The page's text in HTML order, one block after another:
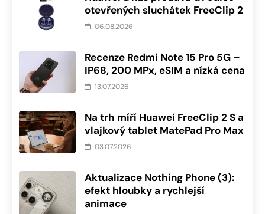
otevřených sluchátek FreeClip 2
06.08.2026
Recenze Redmi Note 15 Pro 5G –
IP68, 200 MPx, eSIM a nízká cena
13.07.2026
Na trh míří Huawei FreeClip 2 S a
vlajkový tablet MatePad Pro Max
03.07.2026
Aktualizace Nothing Phone (3):
efekt hloubky a rychlejší
animace